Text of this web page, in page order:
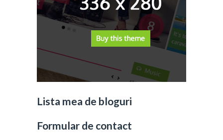
Lista mea de bloguri
Formular de contact